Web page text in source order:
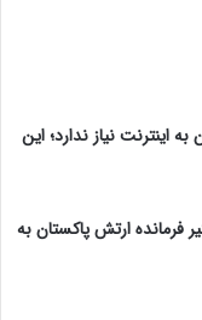
اینترنت نیاز ندارد؛ این
فرمانده ارتش پاکستان به